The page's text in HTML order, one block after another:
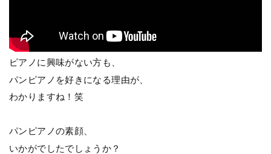
ピアノに興味がない方も、
パンピアノを好きになる理由が、
わかりますね！笑
パンピアノの素顔、
いかがでしたでしょうか？